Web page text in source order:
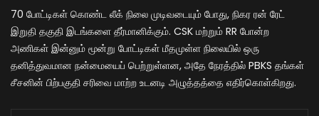
70 போட்டிகள் கொண்ட லீக் நிலை முடிவடையும் போது, நிகர ரன் ரேட்
இறுதி தகுதி இடங்களை தீர்மானிக்கும். CSK மற்றும் RR போன்ற
அணிகள் இன்னும் மூன்று போட்டிகள் மீதமுள்ள நிலையில் ஒரு
தனித்துவமான நன்மையைப் பெற்றுள்ளன, அதே நேரத்தில் PBKS தங்கள்
சீசனின் பிற்பகுதி சரிவை மாற்ற உடனடி அழுத்தத்தை எதிர்கொள்கிறது.